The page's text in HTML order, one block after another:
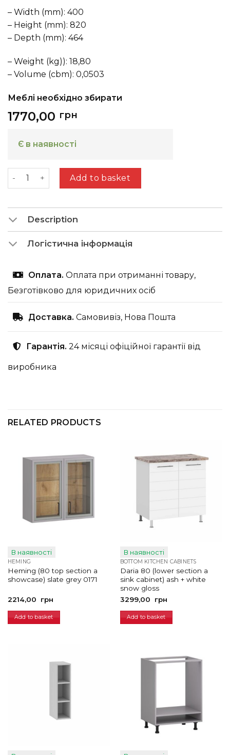
– Width (mm): 400
– Height (mm): 820
– Depth (mm): 464
– Weight (kg)): 18,80
– Volume (cbm): 0,0503
Меблі необхідно збирати
1770,00 грн
Є в наявності
Valorous (40 lower section 1drwr 1dr right ) wotan
Add to basket
Description
Логістична інформація
Оплата. Оплата при отриманні товару,
Безготівково для юридичних осіб
Доставка. Самовивіз, Нова Пошта
Гарантія. 24 місяці офіційної гарантії від
виробника
RELATED PRODUCTS
В наявності
HEMING
Heming (80 top section a
showcase) slate grey 0171
2214,00 грн
Add to basket
В наявності
BOTTOM KITCHEN CABINETS
Daria 80 (lower section a
sink cabinet) ash + white
snow gloss
3299,00
грн
Add to basket